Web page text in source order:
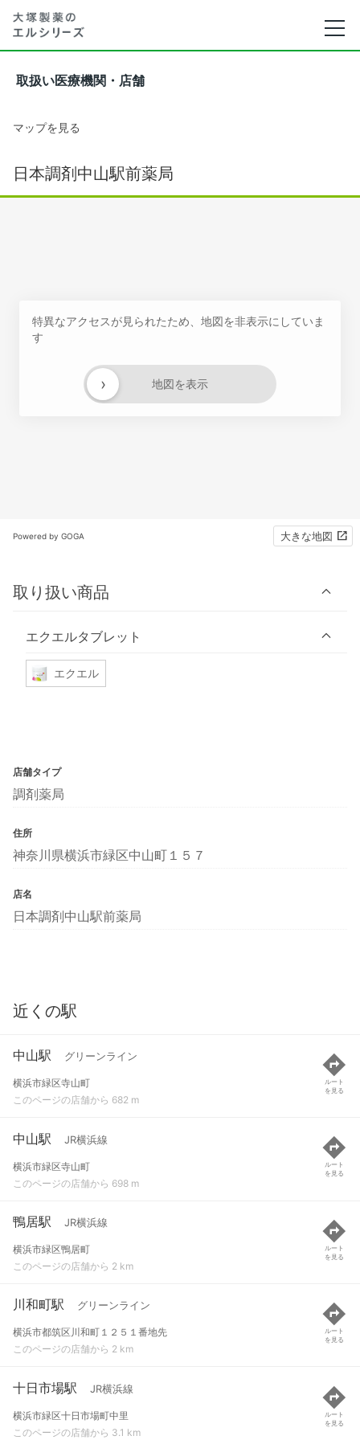
取扱い医療機関・店舗
マップを見る
日本調剤中山駅前薬局
特異なアクセスが見られたため、地図を非表示にしていま
す
地図を表示
›
Powered by GOGA 大きな地図
取り扱い商品
エクエルタブレット
エクエル
店舗タイプ
調剤薬局
住所
神奈川県横浜市緑区中山町１５７
店名
日本調剤中山駅前薬局
近くの駅
中山駅 グリーンライン
横浜市緑区寺山町
このページの店舗から 682 m
ルート
を見る
中山駅 JR横浜線
横浜市緑区寺山町
このページの店舗から 698 m
ルート
を見る
鴨居駅 JR横浜線
横浜市緑区鴨居町
このページの店舗から 2 km
ルート
を見る
川和町駅 グリーンライン
横浜市都筑区川和町１２５１番地先
このページの店舗から 2 km
ルート
を見る
十日市場駅 JR横浜線
横浜市緑区十日市場町中里
このページの店舗から 3.1 km
ルート
を見る